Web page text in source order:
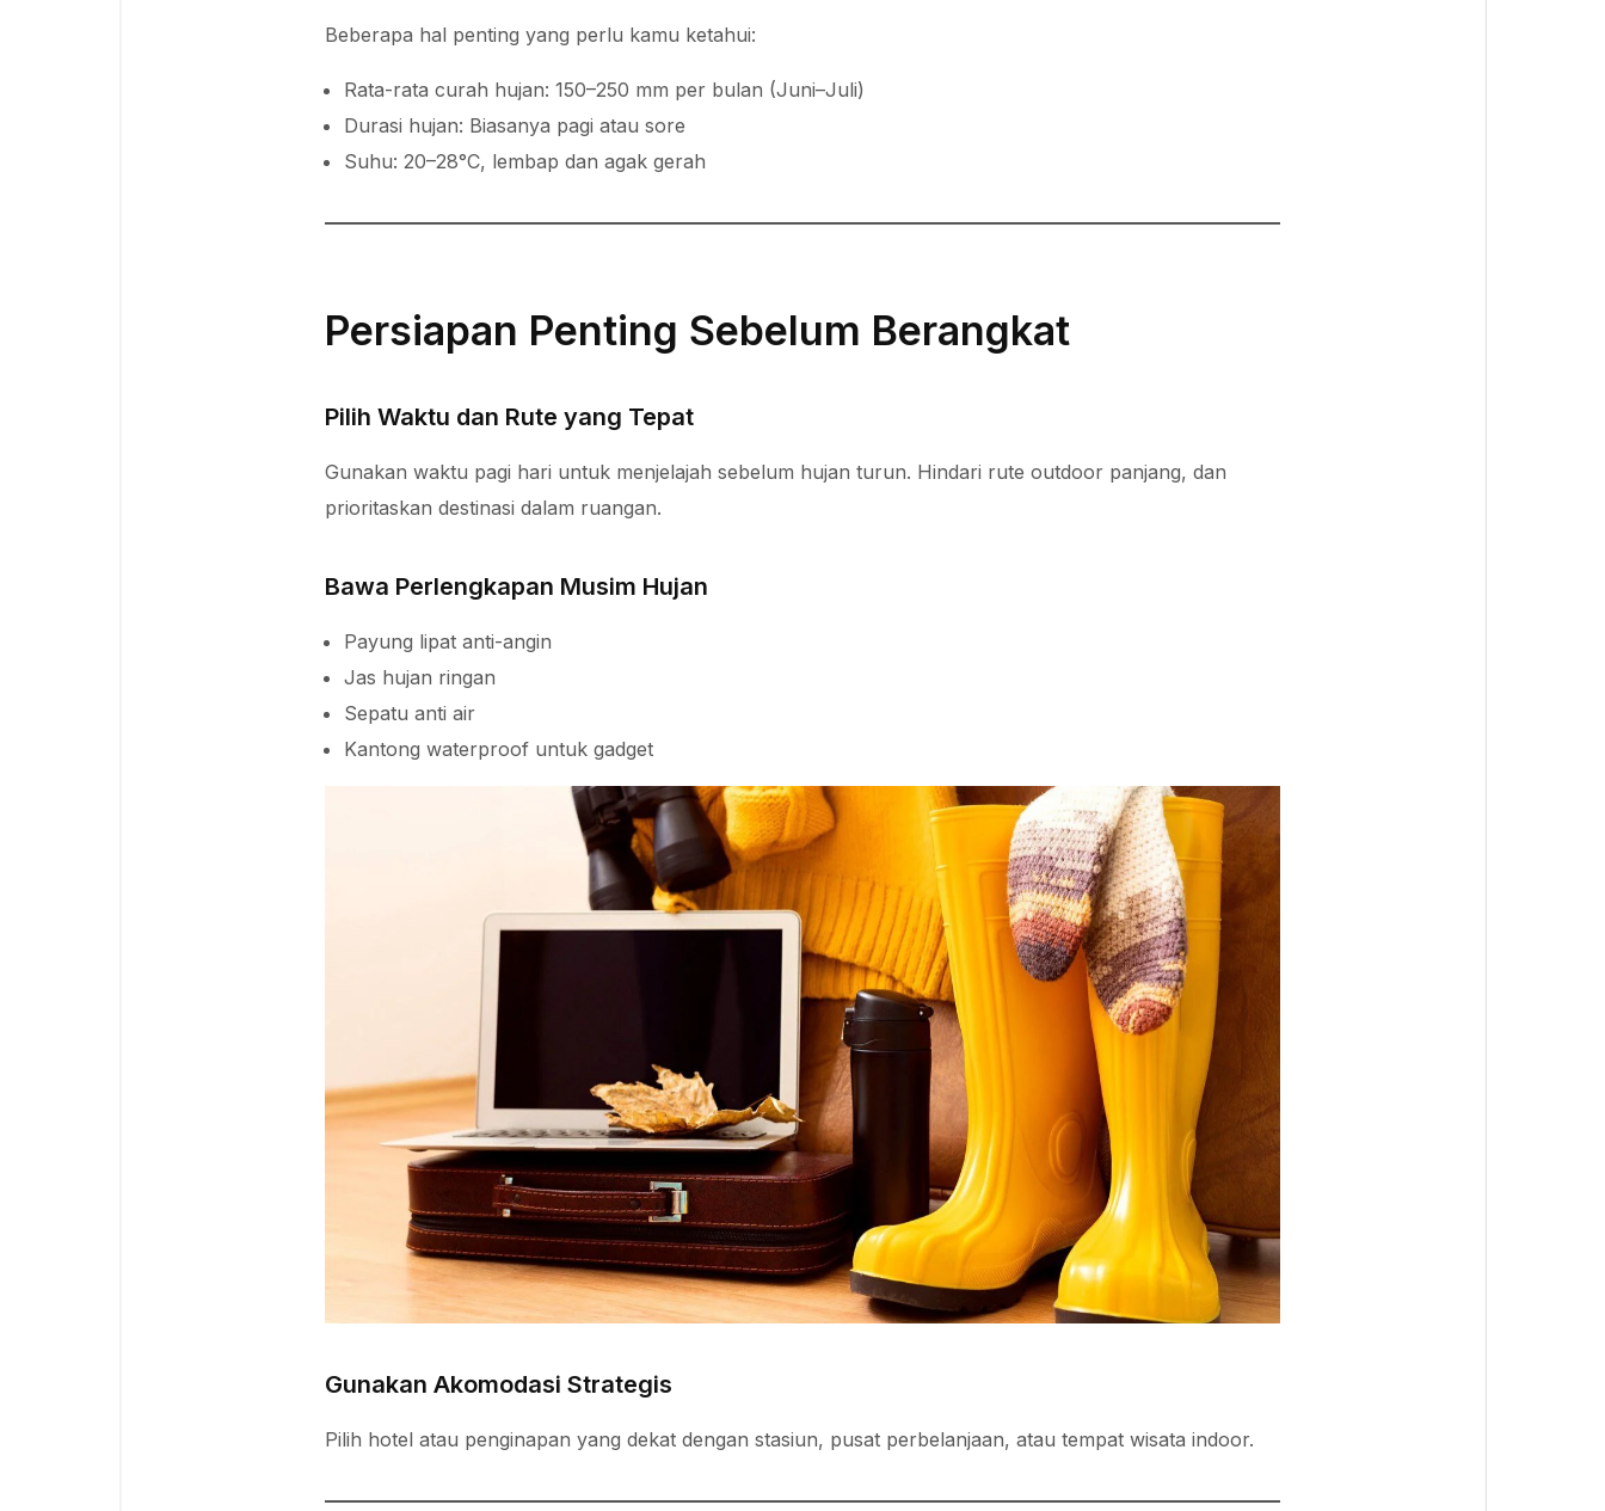
Beberapa hal penting yang perlu kamu ketahui:
Rata-rata curah hujan: 150–250 mm per bulan (Juni–Juli)
Durasi hujan: Biasanya pagi atau sore
Suhu: 20–28°C, lembap dan agak gerah
Persiapan Penting Sebelum Berangkat
Pilih Waktu dan Rute yang Tepat
Gunakan waktu pagi hari untuk menjelajah sebelum hujan turun. Hindari rute outdoor panjang, dan
prioritaskan destinasi dalam ruangan.
Bawa Perlengkapan Musim Hujan
Payung lipat anti-angin
Jas hujan ringan
Sepatu anti air
Kantong waterproof untuk gadget
Gunakan Akomodasi Strategis
Pilih hotel atau penginapan yang dekat dengan stasiun, pusat perbelanjaan, atau tempat wisata indoor.